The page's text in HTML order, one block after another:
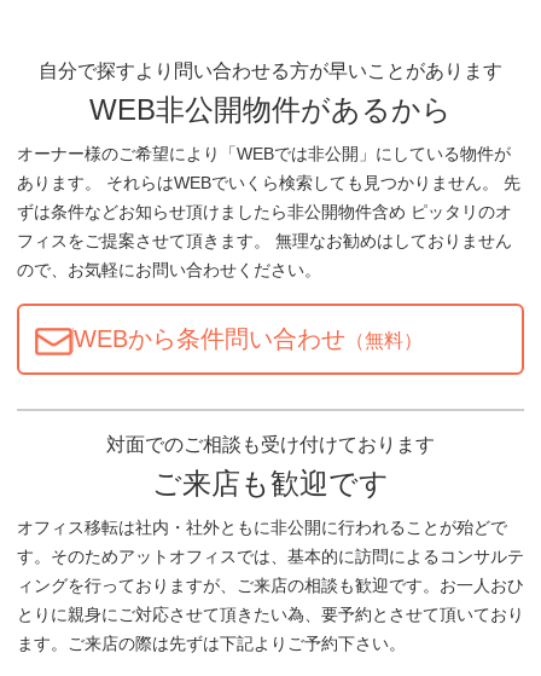
自分で探すより問い合わせる方が早いことがあります
WEB非公開物件があるから
オーナー様のご希望により「WEBでは非公開」にしている物件が
あります。 それらはWEBでいくら検索しても見つかりません。 先
ずは条件などお知らせ頂けましたら非公開物件含め ピッタリのオ
フィスをご提案させて頂きます。 無理なお勧めはしておりません
ので、お気軽にお問い合わせください。
WEBから条件問い合わせ （無料）
対面でのご相談も受け付けております
ご来店も歓迎です
オフィス移転は社内・社外ともに非公開に行われることが殆どで
す。そのためアットオフィスでは、基本的に訪問によるコンサルテ
ィングを行っておりますが、ご来店の相談も歓迎です。お一人おひ
とりに親身にご対応させて頂きたい為、要予約とさせて頂いており
ます。ご来店の際は先ずは下記よりご予約下さい。